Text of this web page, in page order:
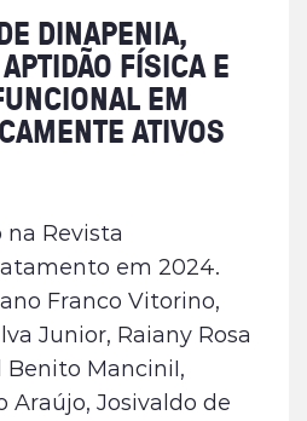
DINAPENIA,
FÍSICA E
EM
ATIVOS
Revista
em 2024.
Franco Vitorino,
Junior, Raiany Rosa
Benito ManciniI,
Araújo, Josivaldo de